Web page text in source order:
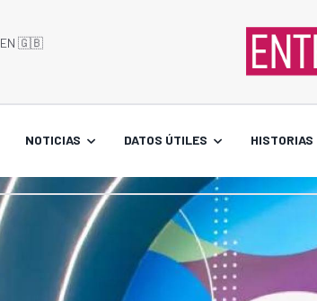
EN 🇬🇧󠁢󠁥󠁮󠁧󠁿
NOTICIAS DATOS ÚTILES HISTORIAS